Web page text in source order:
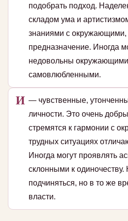
подобрать подход.
складом ума и
знаниями с окружающими,
предназначение. Иногда
недовольны
самовлюбленными.
И — чувственные,
личности. Это очень
стремятся к гармонии с
трудных ситуациях
Иногда могут проявлять
склонными к
подчиняться, но в то же
власти.